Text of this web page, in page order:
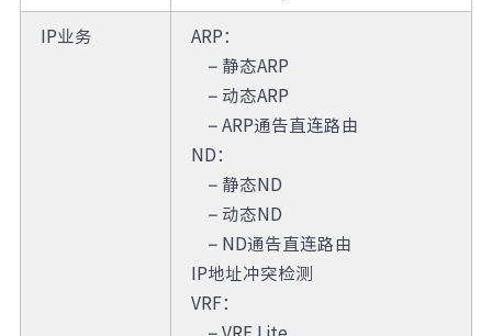
IP业务
ARP：
– 静态ARP
– 动态ARP
–ARP通告直连路由
ND：
– 静态ND
– 动态ND
– ND通告直连路由
IP地址冲突检测
VRF：